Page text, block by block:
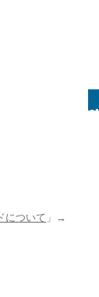
について 」→